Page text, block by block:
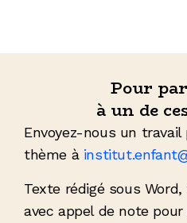
Pour
à un de
Envoyez-nous un
thème à
Texte rédigé sous
avec appel de note